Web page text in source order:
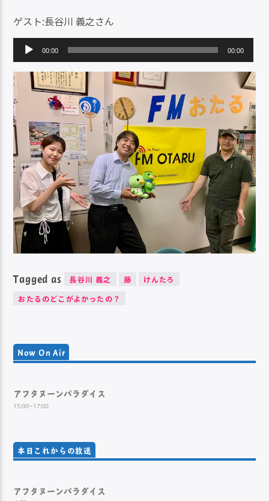
ゲスト:長谷川 義之さん
声
プ
レ
ー
ヤ
ー
00:00 00:00
Tagged as 長谷川 義之 藤
けんたろ
おたるのどこがよかったの？
Now On Air
アフタヌーンパラダイス
15:00~17:00
本日これからの放送
アフタヌーンパラダイス